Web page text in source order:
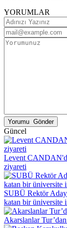
YORUMLAR
Güncel
Levent
ziyareti
SUBÜ Rektör
katan bir üniversite
Akarslanlar